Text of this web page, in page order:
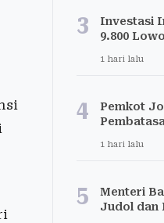
3
Investasi
9.800
1 hari lalu
4
Pemkot
1 hari lalu
5
Menteri
Judol dan